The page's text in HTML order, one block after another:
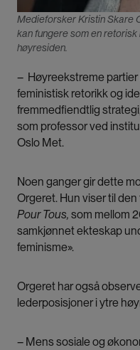
Medieforsker Kristin Skare
kan fungere som en
høyresiden.
– Høyreekstreme
feministisk retorikk og
fremmedfiendtlig
som professor ved
Oslo Met.
Noen ganger gir dette
Orgeret. Hun viser til
Pour Tous, som mellom
samkjønnet ekteskap
feminisme».
Orgeret har også
lederposisjoner i ytre
– Mens sosiale og